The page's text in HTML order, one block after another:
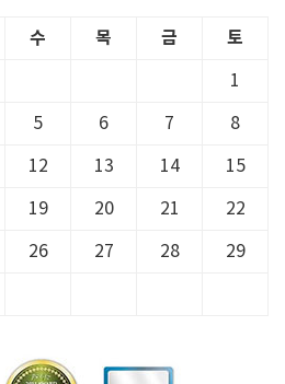
수 목 금 토
1
5 6 7 8
12 13 14 15
19 20 21 22
26 27 28 29